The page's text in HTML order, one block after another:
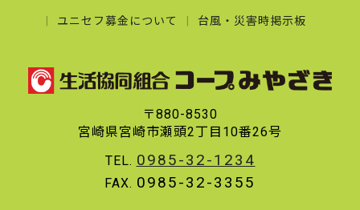
ユニセフ募金について 台風・災害時掲示板
〒880-8530
宮崎県宮崎市瀬頭2丁目10番26号
TEL. 0985-32-1234
FAX. 0985-32-3355